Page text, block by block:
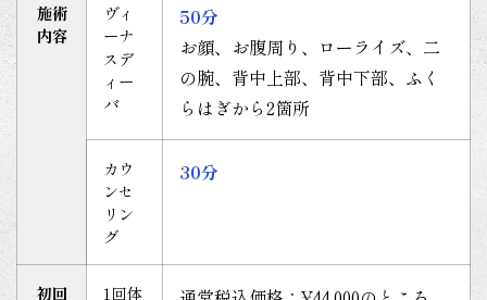
施術
内容
ヴィ
ーナ
スデ
ィー
バ
50分
お顔、お腹周り、ローライズ、二
の腕、背中上部、背中下部、ふく
らはぎから2箇所
カウ
ンセ
リン
グ
30分
初回
1回体